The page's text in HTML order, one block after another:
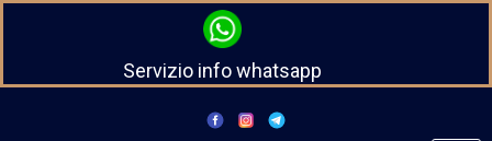
Servizio info whatsapp